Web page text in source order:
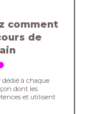
comment
de
dédié à chaque
dont les
et utilisent